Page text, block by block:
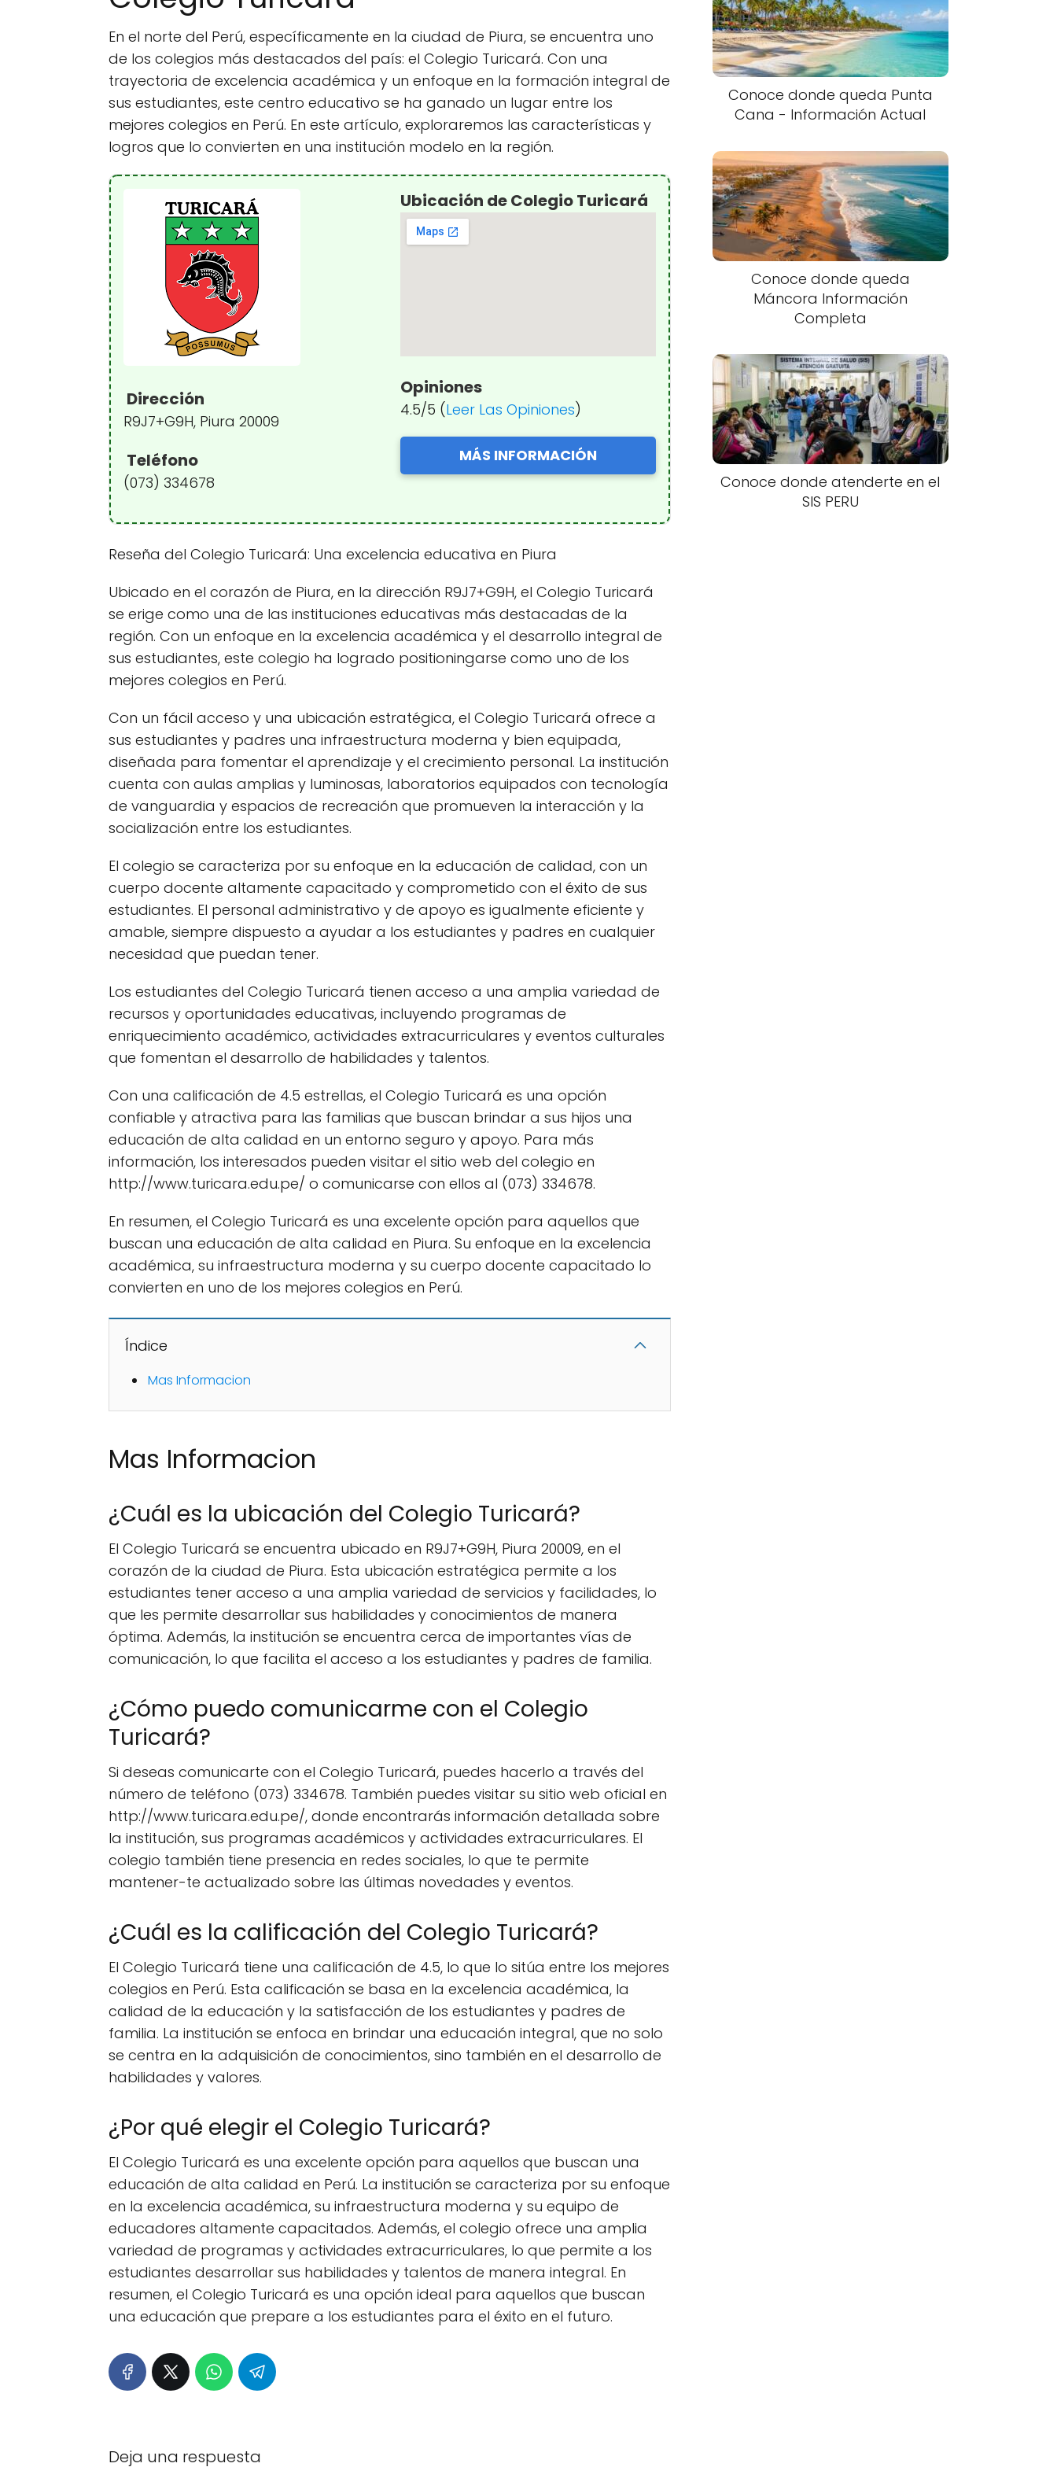
En el norte del Perú, específicamente en la ciudad de Piura, se encuentra uno
de los colegios más destacados del país: el Colegio Turicará. Con una
trayectoria de excelencia académica y un enfoque en la formación integral de
sus estudiantes, este centro educativo se ha ganado un lugar entre los
mejores colegios en Perú. En este artículo, exploraremos las características y
logros que lo convierten en una institución modelo en la región.
Dirección
R9J7+G9H, Piura 20009
Teléfono
(073) 334678
Ubicación de Colegio Turicará
Opiniones
4.5/5 (Leer Las Opiniones)
MÁS INFORMACIÓN
Reseña del Colegio Turicará: Una excelencia educativa en Piura
Ubicado en el corazón de Piura, en la dirección R9J7+G9H, el Colegio Turicará
se erige como una de las instituciones educativas más destacadas de la
región. Con un enfoque en la excelencia académica y el desarrollo integral de
sus estudiantes, este colegio ha logrado positioningarse como uno de los
mejores colegios en Perú.
Con un fácil acceso y una ubicación estratégica, el Colegio Turicará ofrece a
sus estudiantes y padres una infraestructura moderna y bien equipada,
diseñada para fomentar el aprendizaje y el crecimiento personal. La institución
cuenta con aulas amplias y luminosas, laboratorios equipados con tecnología
de vanguardia y espacios de recreación que promueven la interacción y la
socialización entre los estudiantes.
El colegio se caracteriza por su enfoque en la educación de calidad, con un
cuerpo docente altamente capacitado y comprometido con el éxito de sus
estudiantes. El personal administrativo y de apoyo es igualmente eficiente y
amable, siempre dispuesto a ayudar a los estudiantes y padres en cualquier
necesidad que puedan tener.
Los estudiantes del Colegio Turicará tienen acceso a una amplia variedad de
recursos y oportunidades educativas, incluyendo programas de
enriquecimiento académico, actividades extracurriculares y eventos culturales
que fomentan el desarrollo de habilidades y talentos.
Con una calificación de 4.5 estrellas, el Colegio Turicará es una opción
confiable y atractiva para las familias que buscan brindar a sus hijos una
educación de alta calidad en un entorno seguro y apoyo. Para más
información, los interesados pueden visitar el sitio web del colegio en
http://www.turicara.edu.pe/ o comunicarse con ellos al (073) 334678.
En resumen, el Colegio Turicará es una excelente opción para aquellos que
buscan una educación de alta calidad en Piura. Su enfoque en la excelencia
académica, su infraestructura moderna y su cuerpo docente capacitado lo
convierten en uno de los mejores colegios en Perú.
Índice
Mas Informacion
Mas Informacion
¿Cuál es la ubicación del Colegio Turicará?
El Colegio Turicará se encuentra ubicado en R9J7+G9H, Piura 20009, en el
corazón de la ciudad de Piura. Esta ubicación estratégica permite a los
estudiantes tener acceso a una amplia variedad de servicios y facilidades, lo
que les permite desarrollar sus habilidades y conocimientos de manera
óptima. Además, la institución se encuentra cerca de importantes vías de
comunicación, lo que facilita el acceso a los estudiantes y padres de familia.
¿Cómo puedo comunicarme con el Colegio
Turicará?
Si deseas comunicarte con el Colegio Turicará, puedes hacerlo a través del
número de teléfono (073) 334678. También puedes visitar su sitio web oficial en
http://www.turicara.edu.pe/, donde encontrarás información detallada sobre
la institución, sus programas académicos y actividades extracurriculares. El
colegio también tiene presencia en redes sociales, lo que te permite
mantener-te actualizado sobre las últimas novedades y eventos.
¿Cuál es la calificación del Colegio Turicará?
El Colegio Turicará tiene una calificación de 4.5, lo que lo sitúa entre los mejores
colegios en Perú. Esta calificación se basa en la excelencia académica, la
calidad de la educación y la satisfacción de los estudiantes y padres de
familia. La institución se enfoca en brindar una educación integral, que no solo
se centra en la adquisición de conocimientos, sino también en el desarrollo de
habilidades y valores.
¿Por qué elegir el Colegio Turicará?
El Colegio Turicará es una excelente opción para aquellos que buscan una
educación de alta calidad en Perú. La institución se caracteriza por su enfoque
en la excelencia académica, su infraestructura moderna y su equipo de
educadores altamente capacitados. Además, el colegio ofrece una amplia
variedad de programas y actividades extracurriculares, lo que permite a los
estudiantes desarrollar sus habilidades y talentos de manera integral. En
resumen, el Colegio Turicará es una opción ideal para aquellos que buscan
una educación que prepare a los estudiantes para el éxito en el futuro.
Deja una respuesta
Conoce donde queda Punta
Cana - Información Actual
Conoce donde queda
Máncora Información
Completa
Conoce donde atenderte en el
SIS PERU